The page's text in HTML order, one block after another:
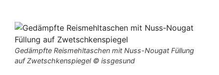
Gedämpfte Reismehltaschen mit Nuss-Nougat Füllung
auf Zwetschkenspiegel © issgesund